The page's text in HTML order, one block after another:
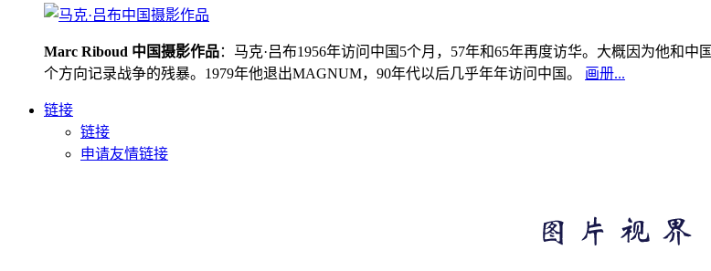
Marc Riboud 中国摄影作品：马克·吕布1956年访问中国5个月，57年和65年再度访华。大概因为他和
个方向记录战争的残暴。1979年他退出MAGNUM，90年代以后几乎年年访问中国。 画册...
链接
链接
申请友情链接